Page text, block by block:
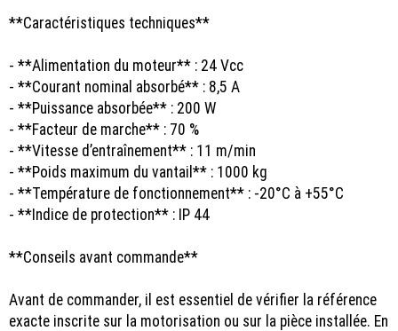
**Caractéristiques techniques**
- **Alimentation du moteur** : 24 Vcc
- **Courant nominal absorbé** : 8,5 A
- **Puissance absorbée** : 200 W
- **Facteur de marche** : 70 %
- **Vitesse d’entraînement** : 11 m/min
- **Poids maximum du vantail** : 1000 kg
- **Température de fonctionnement** : -20°C à +55°C
- **Indice de protection** : IP 44
**Conseils avant commande**
Avant de commander, il est essentiel de vérifier la référence
exacte inscrite sur la motorisation ou sur la pièce installée. En